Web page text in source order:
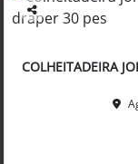
Co
arti
lhe
COLHEITADEIRA